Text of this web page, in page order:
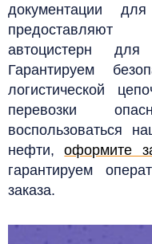
документации
предоставляют
автоцистерн для
Гарантируем
логистической
перевозки
воспользоваться
нефти,оформите
гарантируем
заказа.